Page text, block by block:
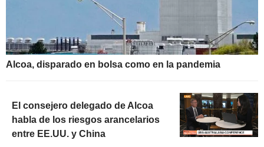
Alcoa, disparado en bolsa como en la pandemia
El consejero delegado de Alcoa
habla de los riesgos arancelarios
entre EE.UU. y China